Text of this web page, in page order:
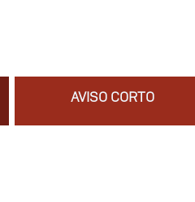
AVISO CORTO